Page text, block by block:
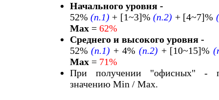
Начального уровня -
52% (п.1) + [1~3]%(п.2) + [4~7]%
Max= 62%
Cреднего и высокого уровня -
52%(п.1) + 4% (п.2) + [10~15]%
Max= 71%
При получении "офисных" -
значению Min / Max.